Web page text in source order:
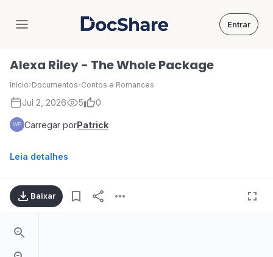
DocShare Entrar
Alexa Riley - The Whole Package
Início›Documentos›Contos e Romances
Jul 2, 2026 5 0
Carregar porPatrick
Leia detalhes
Baixar